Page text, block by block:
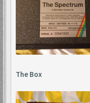
The Box